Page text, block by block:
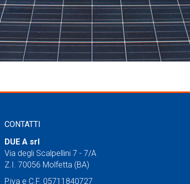
CONTATTI
DUE A srl
Via degli Scalpellini 7 - 7/A
Z.I. 70056 Molfetta (BA)
P.iva e C.F. 05711840727